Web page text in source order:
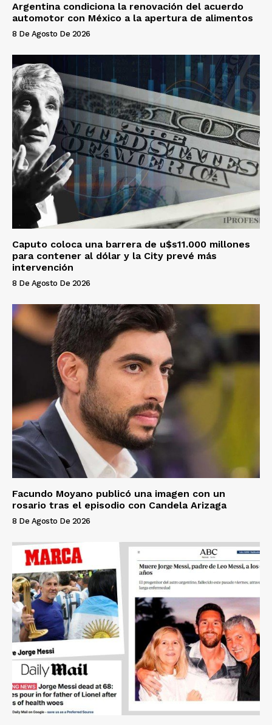
Argentina condiciona la renovación del acuerdo
automotor con México a la apertura de alimentos
8 De Agosto De 2026
Caputo coloca una barrera de u$s11.000 millones
para contener al dólar y la City prevé más
intervención
8 De Agosto De 2026
Facundo Moyano publicó una imagen con un
rosario tras el episodio con Candela Arizaga
8 De Agosto De 2026